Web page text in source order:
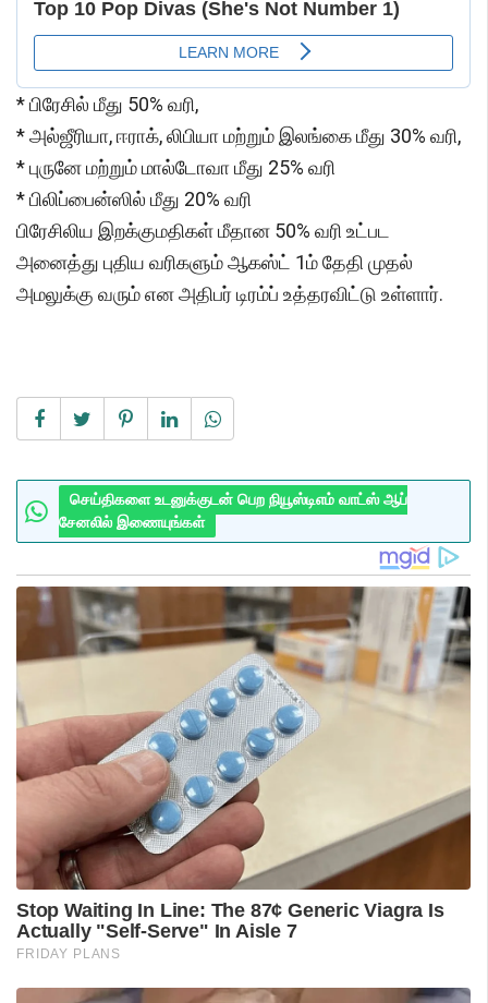
* பிரேசில் மீது 50% வரி,
* அல்ஜீரியா, ஈராக், லிபியா மற்றும் இலங்கை மீது 30% வரி,
* புருனே மற்றும் மால்டோவா மீது 25% வரி
* பிலிப்பைன்ஸில் மீது 20% வரி
பிரேசிலிய இறக்குமதிகள் மீதான 50% வரி உட்பட
அனைத்து புதிய வரிகளும் ஆகஸ்ட் 1ம் தேதி முதல்
அமலுக்கு வரும் என அதிபர் டிரம்ப் உத்தரவிட்டு உள்ளார்.
செய்திகளை உடனுக்குடன் பெற நியூஸ்டிஎம் வாட்ஸ் ஆப்
சேனலில் இணையுங்கள்